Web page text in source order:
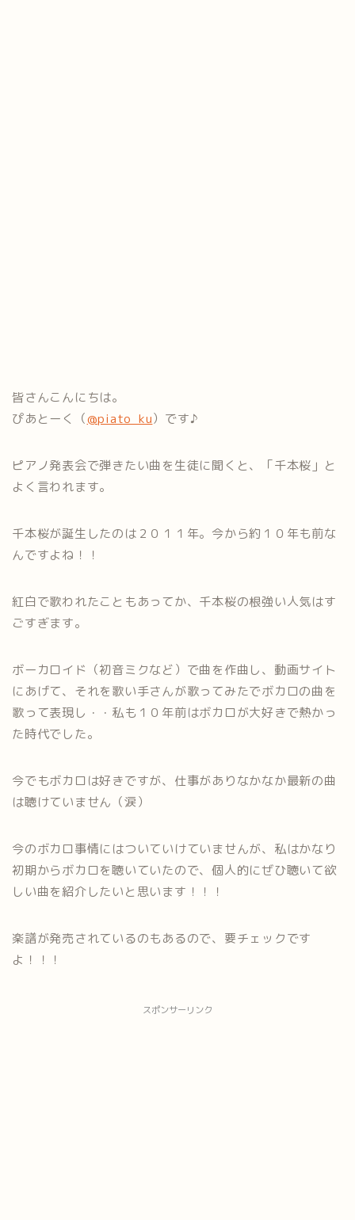
皆さんこんにちは。
ぴあとーく（@piato_ku）です♪
ピアノ発表会で弾きたい曲を生徒に聞くと、「千本桜」と
よく言われます。
千本桜が誕生したのは２０１１年。今から約１０年も前な
んですよね！！
紅白で歌われたこともあってか、千本桜の根強い人気はす
ごすぎます。
ボーカロイド（初音ミクなど）で曲を作曲し、動画サイト
にあげて、それを歌い手さんが歌ってみたでボカロの曲を
歌って表現し・・私も１０年前はボカロが大好きで熱かっ
た時代でした。
今でもボカロは好きですが、仕事がありなかなか最新の曲
は聴けていません（涙）
今のボカロ事情にはついていけていませんが、私はかなり
初期からボカロを聴いていたので、個人的にぜひ聴いて欲
しい曲を紹介したいと思います！！！
楽譜が発売されているのもあるので、要チェックです
よ！！！
スポンサーリンク